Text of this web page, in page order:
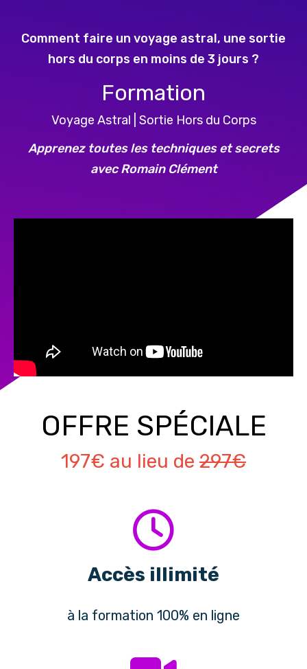
Comment faire un voyage astral, une sortie
hors du corps en moins de 3 jours ?
Formation
Voyage Astral | Sortie Hors du Corps
Apprenez toutes les techniques et secrets
avec Romain Clément
OFFRE SPÉCIALE
197€ au lieu de 297€
Accès illimité
à la formation 100% en ligne